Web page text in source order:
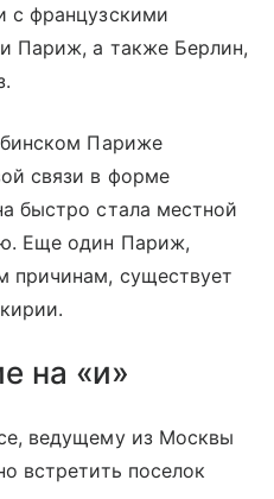
с французскими
Париж, а также Берлин,
Париже
связи в форме
быстро стала местной
Еще один Париж,
причинам, существует
на «и»
ведущему из Москвы
встретить поселок